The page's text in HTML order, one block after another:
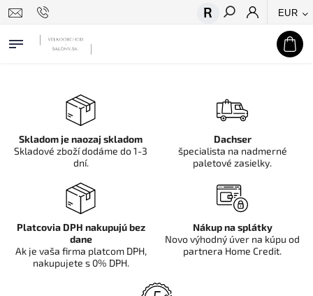
EUR
Hľadať
Skladom je naozaj skladom
Skladové zboží dodáme do 1-3
dní.
Dachser
špecialista na nadmerné
paletové zasielky.
Platcovia DPH nakupujú bez
dane
Ak je vaša firma platcom DPH,
nakupujete s 0% DPH.
Nákup na splátky
Novo výhodný úver na kúpu od
partnera Home Credit.